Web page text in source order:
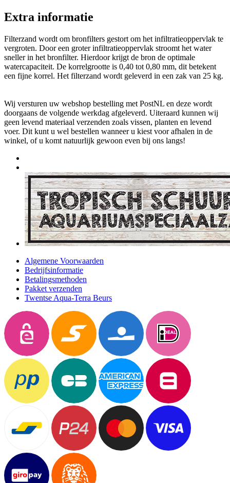
Extra informatie
Filterzand wordt om bronfilters gestort om het infiltratieoppervlak te
vergroten. Door een groter infiltratieoppervlak stroomt het water
sneller in het bronfilter. Hierdoor krijgt de bron de optimale
watercapaciteit. De korrelgrootte is 0,40 tot 0,80 mm, dit betekent
een fijne korrel. Het filterzand wordt geleverd in een zak van 25 kg.
Wij versturen uw webshop bestelling met PostNL en deze wordt
doorgaans de volgende werkdag afgeleverd. Uiteraard kunnen wij
geen levend materiaal verzenden zoals vissen, planten en levend
voer. Dit kunt u wel bestellen wanneer u kiest voor afhalen in de
winkel, of u komt natuurlijk gewoon even bij ons langs!
Algemene Voorwaarden
Bedrijfsinformatie
Betalingsmethoden
Pakket verzenden
Twentse Aqua-Terra Beurs